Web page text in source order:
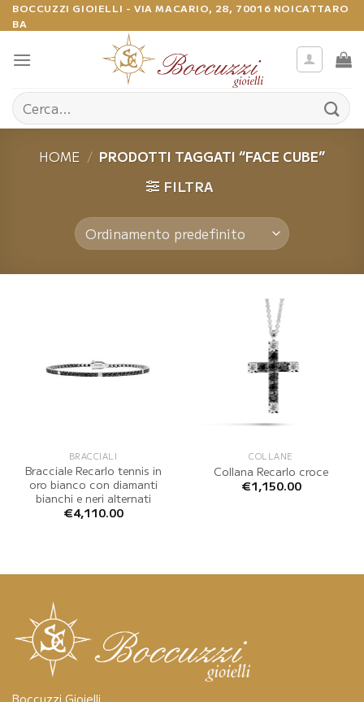
Salta
ai
contenuti
BOCCUZZI GIOIELLI - VIA MACARIO, 28, 70016 NOICATTARO
BA
Cerca:
HOME / PRODOTTI TAGGATI “FACE CUBE”
FILTRA
BRACCIALI
Bracciale Recarlo tennis in
oro bianco con diamanti
bianchi e neri alternati
€4,110.00
COLLANE
Collana Recarlo croce
€1,150.00
Boccuzzi Gioielli